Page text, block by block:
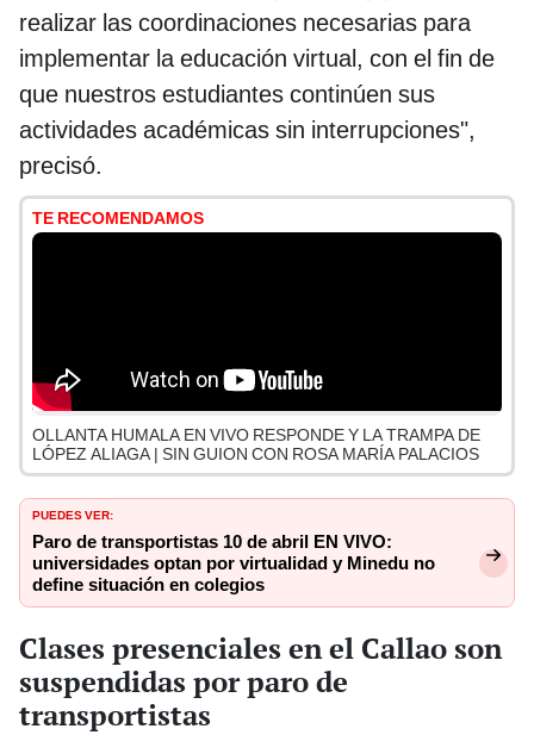
realizar las coordinaciones necesarias para
implementar la educación virtual, con el fin de
que nuestros estudiantes continúen sus
actividades académicas sin interrupciones",
precisó.
TE RECOMENDAMOS
OLLANTA HUMALA EN VIVO RESPONDE Y LA TRAMPA DE
LÓPEZ ALIAGA | SIN GUION CON ROSA MARÍA PALACIOS
PUEDES VER:
Paro de transportistas 10 de abril EN VIVO:
universidades optan por virtualidad y Minedu no
define situación en colegios
Clases presenciales en el Callao son
suspendidas por paro de
transportistas